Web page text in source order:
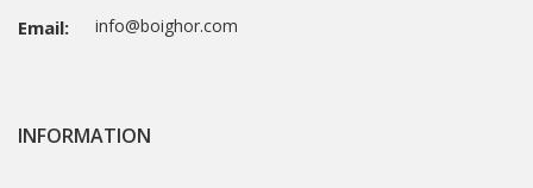
Email: info@boighor.com
INFORMATION